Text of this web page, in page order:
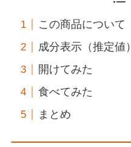
この商品について
成分表示（推定値）
開けてみた
食べてみた
まとめ